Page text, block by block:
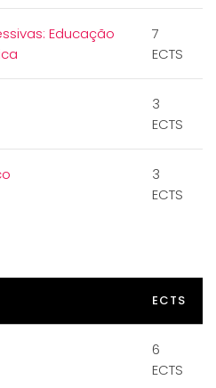
Educação
7
ECTS
3
ECTS
3
ECTS
ECTS
6
ECTS